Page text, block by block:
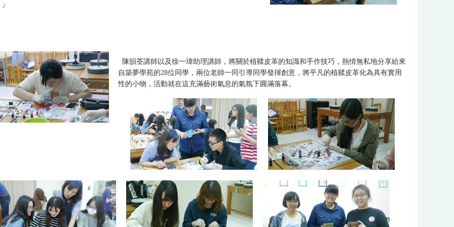
陳韻荃講師以及徐一瑋助理講師，將關於植鞣皮革的知識和手作技巧，熱情無私地分享給來
自築夢學苑的28位同學，兩位老師一同引導同學發揮創意，將平凡的植鞣皮革化為具有實用
性的小物，活動就在這充滿藝術氣息的氣氛下圓滿落幕。